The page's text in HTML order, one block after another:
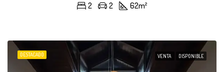
2 2 62m²
DESTACADO VENTA DISPONIBLE